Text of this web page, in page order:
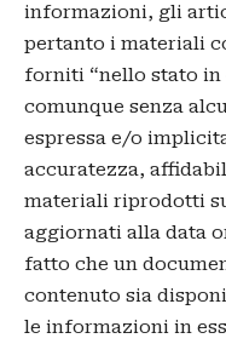
informazioni, gli
pertanto i materiali
forniti “nello stato in
comunque senza
espressa e/o
accuratezza,
materiali riprodotti
aggiornati alla data
fatto che un
contenuto sia
le informazioni in